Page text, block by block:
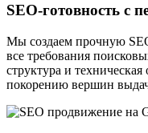
SEO-готовность с
Мы создаем прочную
все требования
структура и
покорению вершин